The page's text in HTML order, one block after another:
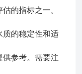
的指标之一。
质的稳定性和适
供参考。需要注